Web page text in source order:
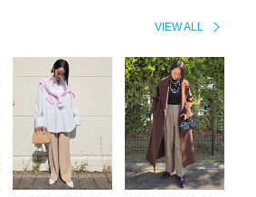
VIEW ALL